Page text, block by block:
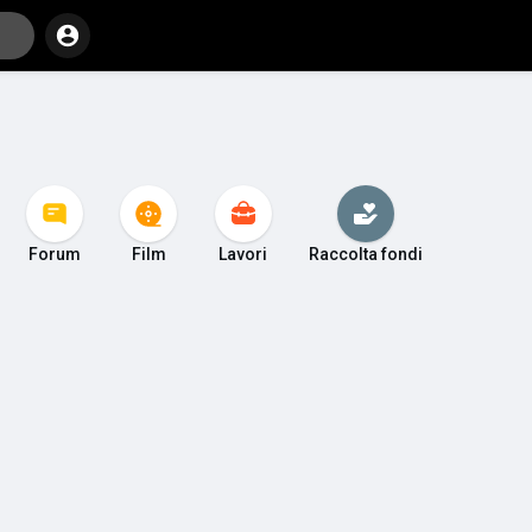
Forum Film Lavori Raccolta fondi